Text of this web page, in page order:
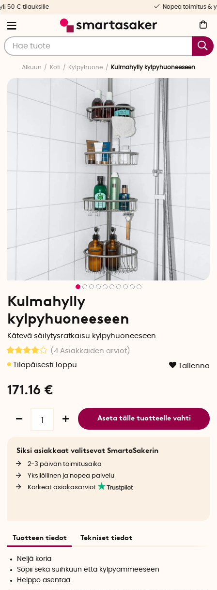
Nopea toimitus & yksilöllinen palvelu
Alkuun Koti Kylpyhuone Kulmahylly kylpyhuoneeseen
Kulmahylly
kylpyhuoneeseen
Kätevä säilytysratkaisu kylpyhuoneeseen
(4 Asiakkaiden arviot )
Tallenna
171.16 €
Aseta tälle tuotteelle vahti
Siksi asiakkaat valitsevat SmartaSakerin
2-3 päivän toimitusaika
Yksilöllinen ja nopea palvelu
Korkeat asiakasarviot
Tuotteen tiedot Tekniset tiedot
Neljä koria
Sopii sekä suihkuun että kylpyammeeseen
Helppo asentaa